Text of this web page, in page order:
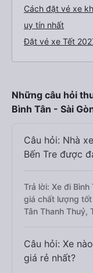
Cách đặt vé xe
uy tín nhất
Đặt vé xe Tết
Những câu hỏi
Bình Tân - Sài
Câu hỏi: Nhà
Bến Tre được
Trả lời: Xe đi
giá chất lượng tốt
Tân Thanh Thuỷ,
Câu hỏi: Xe
giá rẻ nhất?